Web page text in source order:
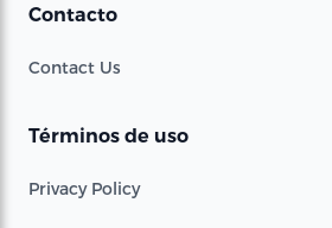
Contacto
Contact Us
Términos de uso
Privacy Policy